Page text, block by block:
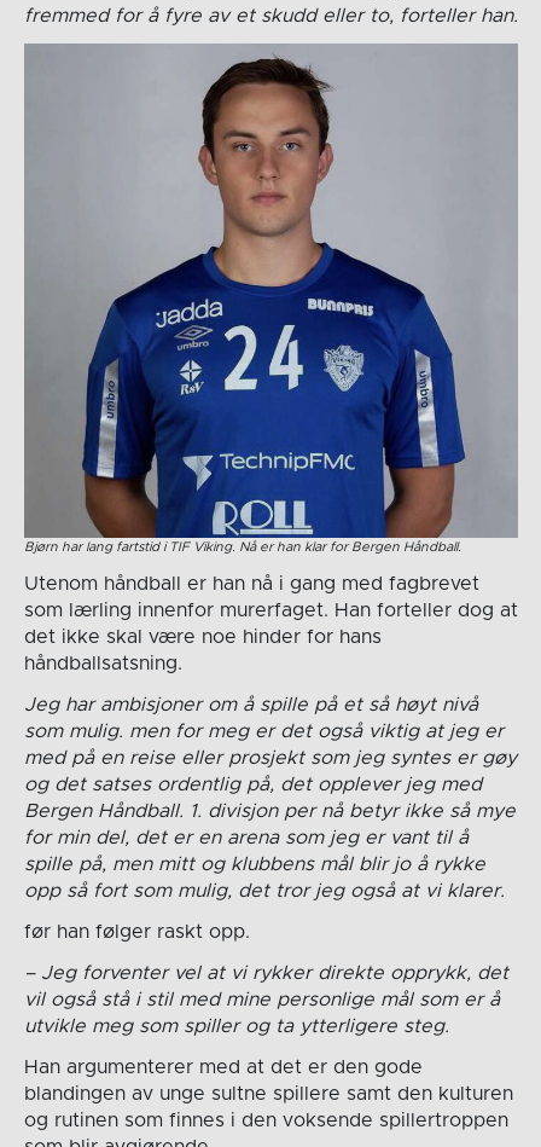
fremmed for å fyre av et skudd eller to, forteller han.
Bjørn har lang fartstid i TIF Viking. Nå er han klar for Bergen Håndball.
Utenom håndball er han nå i gang med fagbrevet
som lærling innenfor murerfaget. Han forteller dog at
det ikke skal være noe hinder for hans
håndballsatsning.
Jeg har ambisjoner om å spille på et så høyt nivå
som mulig. men for meg er det også viktig at jeg er
med på en reise eller prosjekt som jeg syntes er gøy
og det satses ordentlig på, det opplever jeg med
Bergen Håndball. 1. divisjon per nå betyr ikke så mye
for min del, det er en arena som jeg er vant til å
spille på, men mitt og klubbens mål blir jo å rykke
opp så fort som mulig, det tror jeg også at vi klarer.
før han følger raskt opp.
– Jeg forventer vel at vi rykker direkte opprykk, det
vil også stå i stil med mine personlige mål som er å
utvikle meg som spiller og ta ytterligere steg.
Han argumenterer med at det er den gode
blandingen av unge sultne spillere samt den kulturen
og rutinen som finnes i den voksende spillertroppen